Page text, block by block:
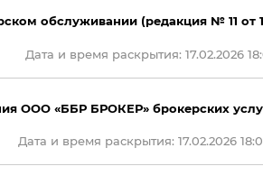
обслуживании (редакция № 11 от
Дата и время раскрытия: 17.02.2026
ООО «ББР БРОКЕР» брокерских
Дата и время раскрытия: 17.02.2026